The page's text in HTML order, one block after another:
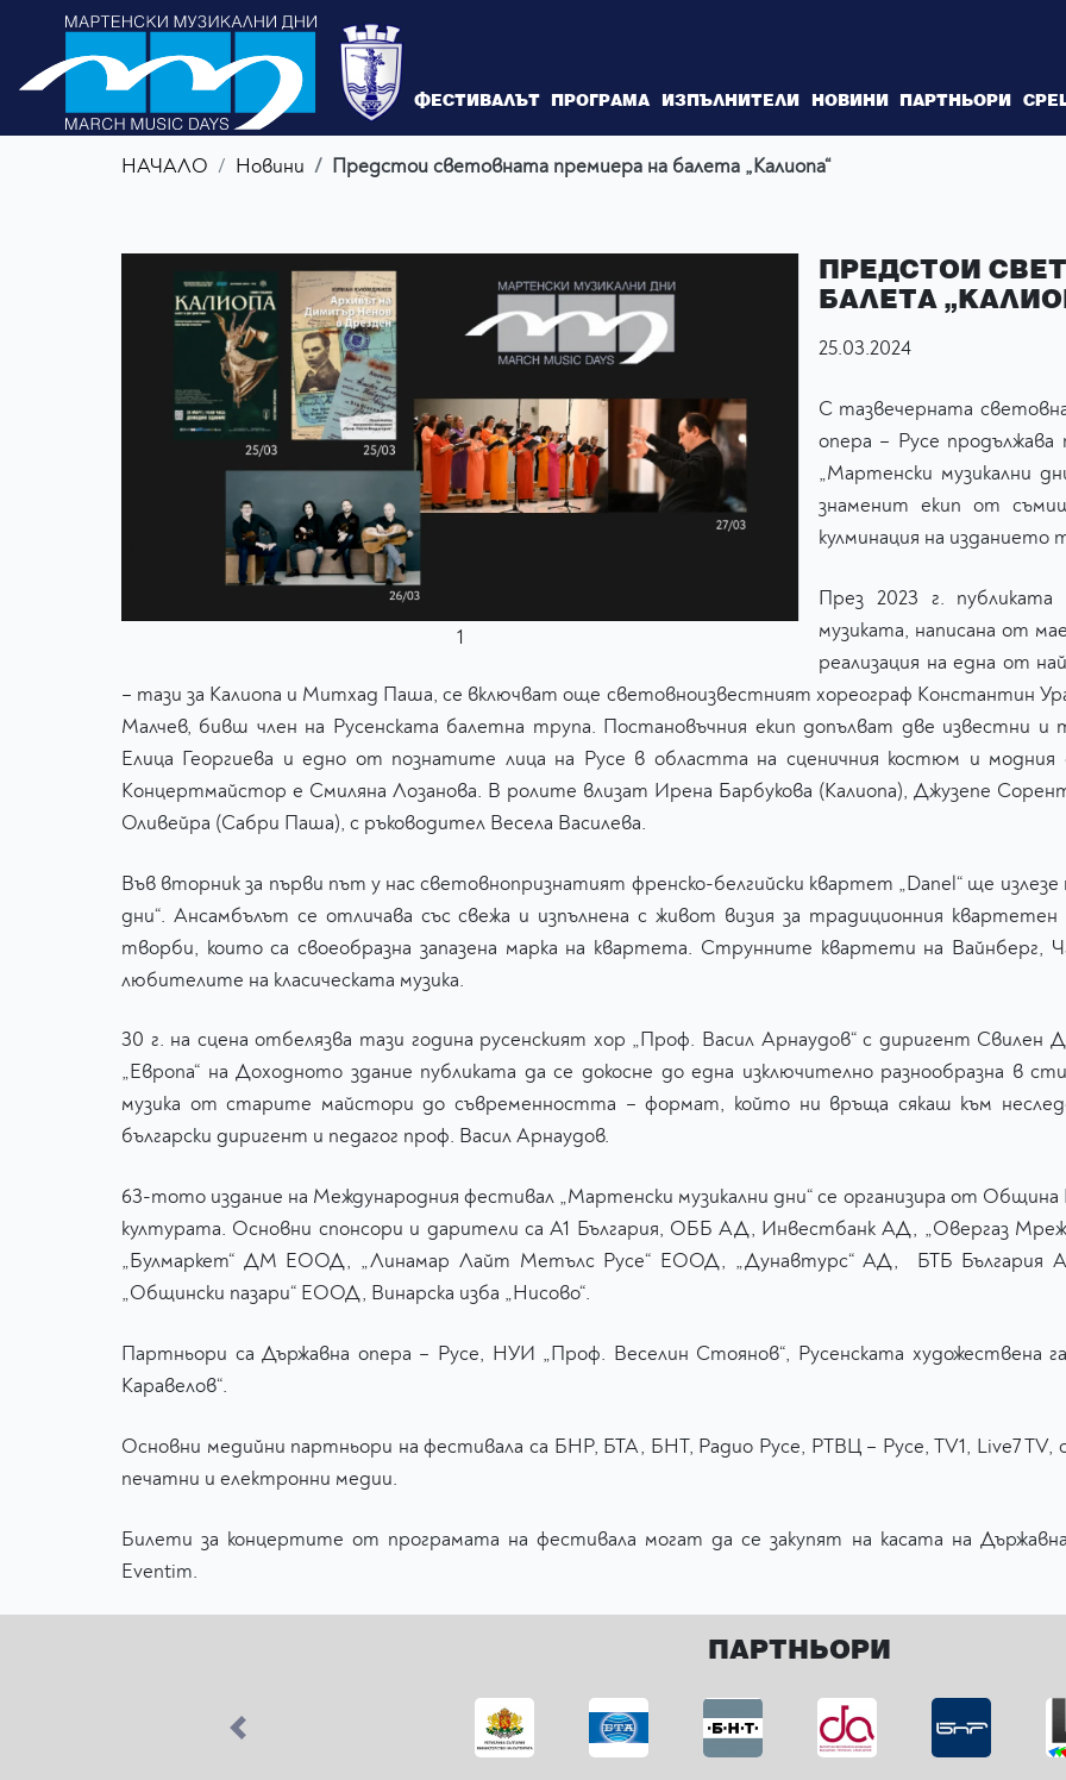
ФЕСТИВАЛЪТ ПРОГРАМА ИЗПЪЛНИТЕЛИ НОВИНИ ПАРТНЬОРИ
НАЧАЛО Новини Предстои световната премиера на балета „Калиопа“
1
ПРЕДСТОИ
БАЛЕТА
25.03.2024
С тазвечерната
опера – Русе
„Мартенски музикални
знаменит екип от
кулминация на изданието
През 2023 г.
музиката, написана от
реализация на една от
– тази за Калиопа и Митхад Паша, се включват още световноизвестният хореограф Константин
Малчев, бивш член на Русенската балетна трупа. Постановъчния екип допълват две известни и
Елица Георгиева и едно от познатите лица на Русе в областта на сценичния костюм и
Концертмайстор е Смиляна Лозанова. В ролите влизат Ирена Барбукова (Калиопа), Джузепе
Оливейра (Сабри Паша), с ръководител Весела Василева.
Във вторник за първи път у нас световнопризнатият френско-белгийски квартет „Danel“ ще
дни“. Ансамбълът се отличава със свежа и изпълнена с живот визия за традиционния
творби, които са своеобразна запазена марка на квартета. Струнните квартети на Вайнберг,
любителите на класическата музика.
30 г. на сцена отбелязва тази година русенският хор „Проф. Васил Арнаудов“ с диригент Свилен
„Европа“ на Доходното здание публиката да се докосне до една изключително разнообразна в
музика от старите майстори до съвременността – формат, който ни връща сякаш към
български диригент и педагог проф. Васил Арнаудов.
63-тото издание на Международния фестивал „Мартенски музикални дни“ се организира от
културата. Основни спонсори и дарители са А1 България, ОББ АД, Инвестбанк АД, „Овергаз
„Булмаркет“ ДМ ЕООД, „Линамар Лайт Метълс Русе“ ЕООД, „Дунавтурс“ АД, БТБ България
„Общински пазари“ ЕООД, Винарска изба „Нисово“.
Партньори са Държавна опера – Русе, НУИ „Проф. Веселин Стоянов“, Русенската
Каравелов“.
Основни медийни партньори на фестивала са БНР, БТА, БНТ, Радио Русе, РТВЦ – Русе, TV1, Live7
печатни и електронни медии.
Билети за концертите от програмата на фестивала могат да се закупят на касата на
Eventim.
ПАРТНЬОРИ
Previous